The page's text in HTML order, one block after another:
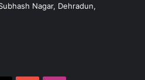
Nagar, Dehradun,